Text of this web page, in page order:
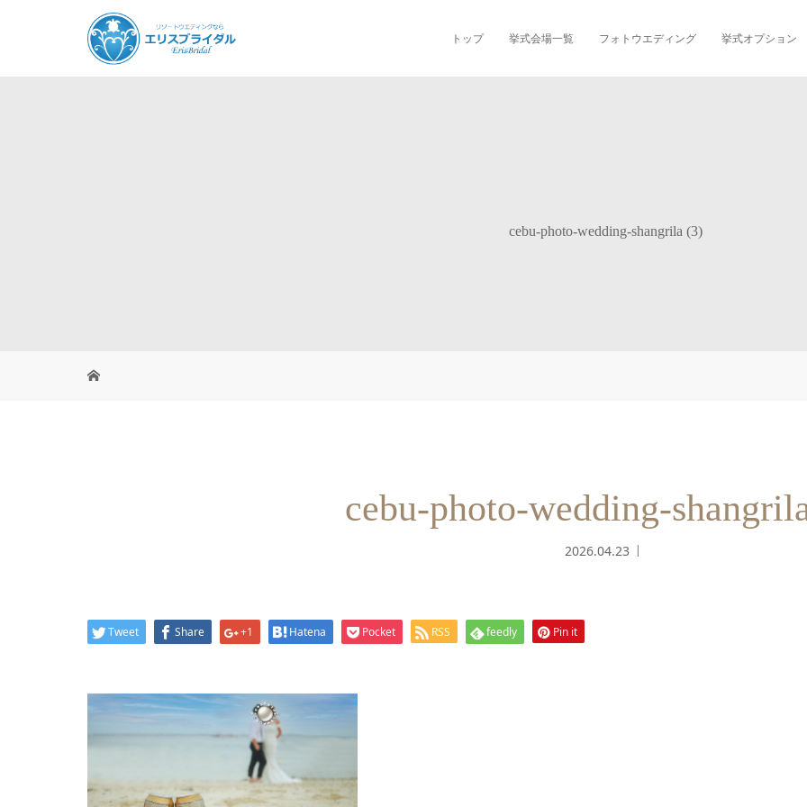
トップ 挙式会場一覧 フォトウエディング 挙式オプション
cebu-photo-wedding-shangrila (3)
cebu-photo-wedding-
2026.04.23
Tweet Share +1 Hatena Pocket RSS feedly Pin it